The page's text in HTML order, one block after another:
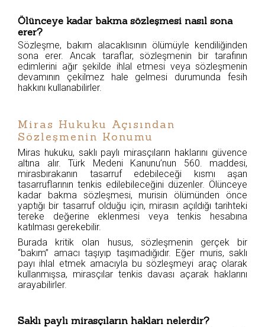
Ölünceye kadar bakma sözleşmesi nasıl sona
erer?
Sözleşme, bakım alacaklısının ölümüyle kendiliğinden
sona erer. Ancak taraflar, sözleşmenin bir tarafının
edimlerini ağır şekilde ihlal etmesi veya sözleşmenin
devamının çekilmez hale gelmesi durumunda fesih
hakkını kullanabilirler.
Miras Hukuku Açısından
Sözleşmenin Konumu
Miras hukuku, saklı paylı mirasçıların haklarını güvence
altına alır. Türk Medeni Kanunu’nun 560. maddesi,
mirasbırakanın tasarruf edebileceği kısmı aşan
tasarruflarının tenkis edilebileceğini düzenler. Ölünceye
kadar bakma sözleşmesi, murisin ölümünden önce
yaptığı bir tasarruf olduğu için, mirasın açıldığı tarihteki
tereke değerine eklenmesi veya tenkis hesabına
katılması gerekebilir.
Burada kritik olan husus, sözleşmenin gerçek bir
“bakım” amacı taşıyıp taşımadığıdır. Eğer muris, saklı
payı ihlal etmek amacıyla bu sözleşmeyi araç olarak
kullanmışsa, mirasçılar tenkis davası açarak haklarını
arayabilirler.
Saklı paylı mirasçıların hakları nelerdir?